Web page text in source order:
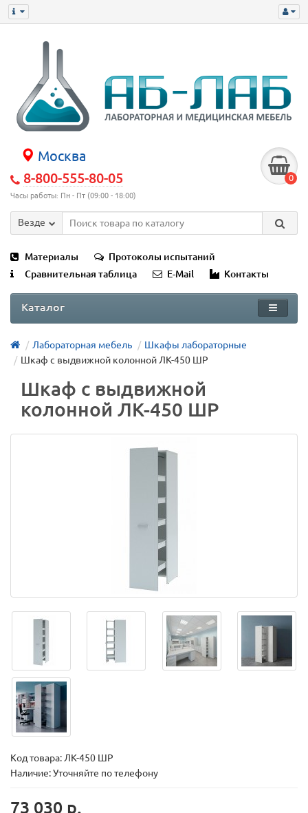
Москва
8-800-555-80-05
Часы работы: Пн - Пт (09:00 - 18:00)
0
Везде
Материалы
Протоколы испытаний
Сравнительная таблица
E-Mail Контакты
Каталог
Лабораторная мебель
Шкафы лабораторные
Шкаф c выдвижной колонной ЛК-450 ШР
Шкаф c выдвижной
колонной ЛК-450 ШР
Код товара: ЛК-450 ШР
Наличие: Уточняйте по телефону
73 030 р.